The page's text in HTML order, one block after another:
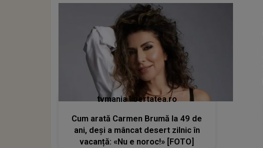
tvmania.libertatea.ro
Cum arată Carmen Brumă la 49 de
ani, deși a mâncat desert zilnic în
vacanță: «Nu e noroc!» [FOTO]